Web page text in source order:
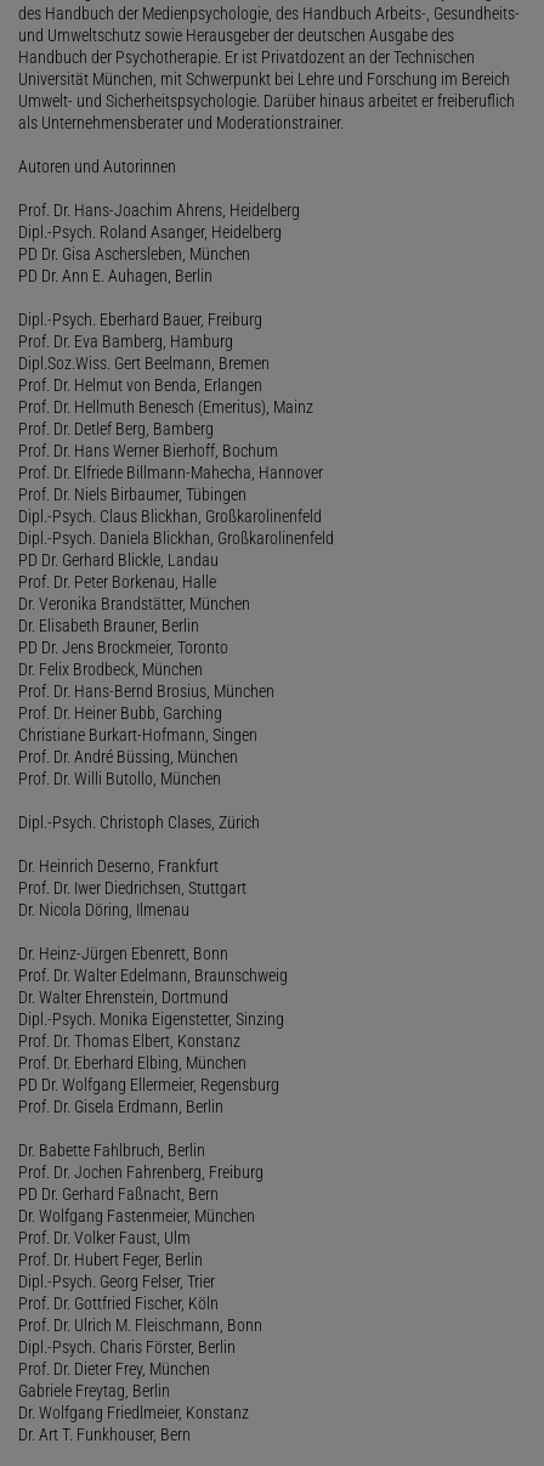
des Handbuch der Medienpsychologie, des Handbuch Arbeits-, Gesundheits-
und Umweltschutz sowie Herausgeber der deutschen Ausgabe des
Handbuch der Psychotherapie. Er ist Privatdozent an der Technischen
Universität München, mit Schwerpunkt bei Lehre und Forschung im Bereich
Umwelt- und Sicherheitspsychologie. Darüber hinaus arbeitet er freiberuflich
als Unternehmensberater und Moderationstrainer.
Autoren und Autorinnen
Prof. Dr. Hans-Joachim Ahrens, Heidelberg
Dipl.-Psych. Roland Asanger, Heidelberg
PD Dr. Gisa Aschersleben, München
PD Dr. Ann E. Auhagen, Berlin
Dipl.-Psych. Eberhard Bauer, Freiburg
Prof. Dr. Eva Bamberg, Hamburg
Dipl.Soz.Wiss. Gert Beelmann, Bremen
Prof. Dr. Helmut von Benda, Erlangen
Prof. Dr. Hellmuth Benesch (Emeritus), Mainz
Prof. Dr. Detlef Berg, Bamberg
Prof. Dr. Hans Werner Bierhoff, Bochum
Prof. Dr. Elfriede Billmann-Mahecha, Hannover
Prof. Dr. Niels Birbaumer, Tübingen
Dipl.-Psych. Claus Blickhan, Großkarolinenfeld
Dipl.-Psych. Daniela Blickhan, Großkarolinenfeld
PD Dr. Gerhard Blickle, Landau
Prof. Dr. Peter Borkenau, Halle
Dr. Veronika Brandstätter, München
Dr. Elisabeth Brauner, Berlin
PD Dr. Jens Brockmeier, Toronto
Dr. Felix Brodbeck, München
Prof. Dr. Hans-Bernd Brosius, München
Prof. Dr. Heiner Bubb, Garching
Christiane Burkart-Hofmann, Singen
Prof. Dr. André Büssing, München
Prof. Dr. Willi Butollo, München
Dipl.-Psych. Christoph Clases, Zürich
Dr. Heinrich Deserno, Frankfurt
Prof. Dr. Iwer Diedrichsen, Stuttgart
Dr. Nicola Döring, Ilmenau
Dr. Heinz-Jürgen Ebenrett, Bonn
Prof. Dr. Walter Edelmann, Braunschweig
Dr. Walter Ehrenstein, Dortmund
Dipl.-Psych. Monika Eigenstetter, Sinzing
Prof. Dr. Thomas Elbert, Konstanz
Prof. Dr. Eberhard Elbing, München
PD Dr. Wolfgang Ellermeier, Regensburg
Prof. Dr. Gisela Erdmann, Berlin
Dr. Babette Fahlbruch, Berlin
Prof. Dr. Jochen Fahrenberg, Freiburg
PD Dr. Gerhard Faßnacht, Bern
Dr. Wolfgang Fastenmeier, München
Prof. Dr. Volker Faust, Ulm
Prof. Dr. Hubert Feger, Berlin
Dipl.-Psych. Georg Felser, Trier
Prof. Dr. Gottfried Fischer, Köln
Prof. Dr. Ulrich M. Fleischmann, Bonn
Dipl.-Psych. Charis Förster, Berlin
Prof. Dr. Dieter Frey, München
Gabriele Freytag, Berlin
Dr. Wolfgang Friedlmeier, Konstanz
Dr. Art T. Funkhouser, Bern